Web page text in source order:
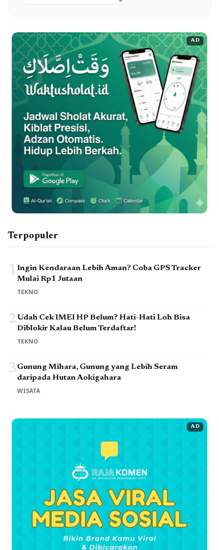
AD
Terpopuler
1Ingin Kendaraan Lebih Aman? Coba GPS Tracker
Mulai Rp1 Jutaan
TEKNO
2Udah Cek IMEI HP Belum? Hati-Hati Loh Bisa
Diblokir Kalau Belum Terdaftar!
TEKNO
3Gunung Mihara, Gunung yang Lebih Seram
daripada Hutan Aokigahara
WISATA
AD